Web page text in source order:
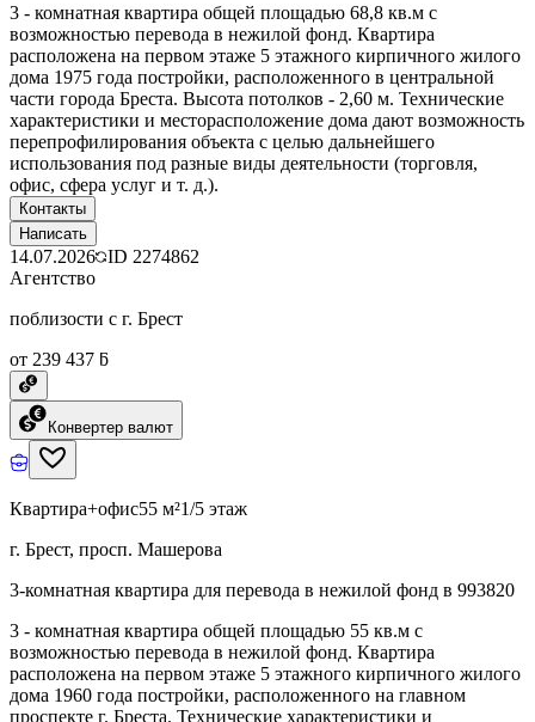
3 - комнатная квартира общей площадью 68,8 кв.м с
возможностью перевода в нежилой фонд. Квартира
расположена на первом этаже 5 этажного кирпичного жилого
дома 1975 года постройки, расположенного в центральной
части города Бреста. Высота потолков - 2,60 м. Технические
характеристики и месторасположение дома дают возможность
перепрофилирования объекта с целью дальнейшего
использования под разные виды деятельности (торговля,
офис, сфера услуг и т. д.).
Контакты
Написать
14.07.2026 ID 2274862
Агентство
поблизости с г. Брест
от 239 437 ƃ
Конвертер валют
Квартира+офис55 м²1/5 этаж
г. Брест, просп. Машерова
3-комнатная квартира для перевода в нежилой фонд в 993820
3 - комнатная квартира общей площадью 55 кв.м с
возможностью перевода в нежилой фонд. Квартира
расположена на первом этаже 5 этажного кирпичного жилого
дома 1960 года постройки, расположенного на главном
проспекте г. Бреста. Технические характеристики и